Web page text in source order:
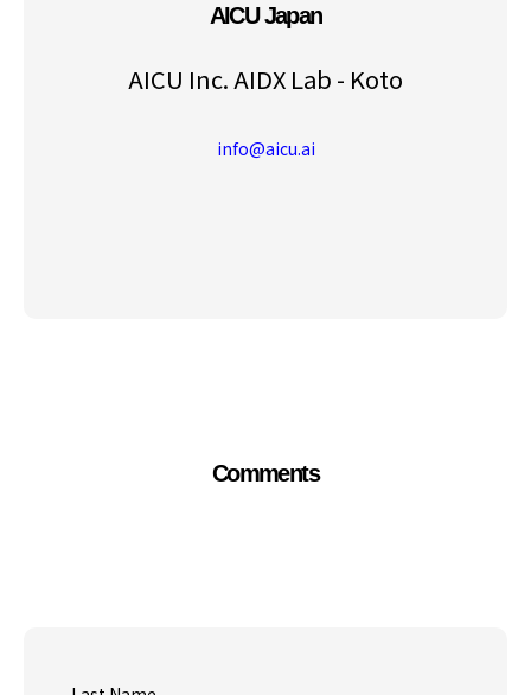
AICU Japan
AICU Inc. AIDX Lab - Koto
info@aicu.ai
Comments